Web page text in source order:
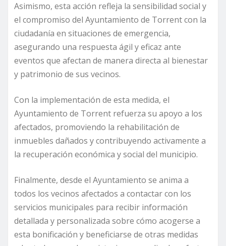
Asimismo, esta acción refleja la sensibilidad social y
el compromiso del Ayuntamiento de Torrent con la
ciudadanía en situaciones de emergencia,
asegurando una respuesta ágil y eficaz ante
eventos que afectan de manera directa al bienestar
y patrimonio de sus vecinos.
Con la implementación de esta medida, el
Ayuntamiento de Torrent refuerza su apoyo a los
afectados, promoviendo la rehabilitación de
inmuebles dañados y contribuyendo activamente a
la recuperación económica y social del municipio.
Finalmente, desde el Ayuntamiento se anima a
todos los vecinos afectados a contactar con los
servicios municipales para recibir información
detallada y personalizada sobre cómo acogerse a
esta bonificación y beneficiarse de otras medidas